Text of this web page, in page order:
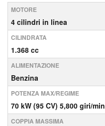
MOTORE
4 cilindri in linea
CILINDRATA
1.368 cc
ALIMENTAZIONE
Benzina
POTENZA MAX/REGIME
70 kW (95 CV) 5,800 giri/min
COPPIA MASSIMA